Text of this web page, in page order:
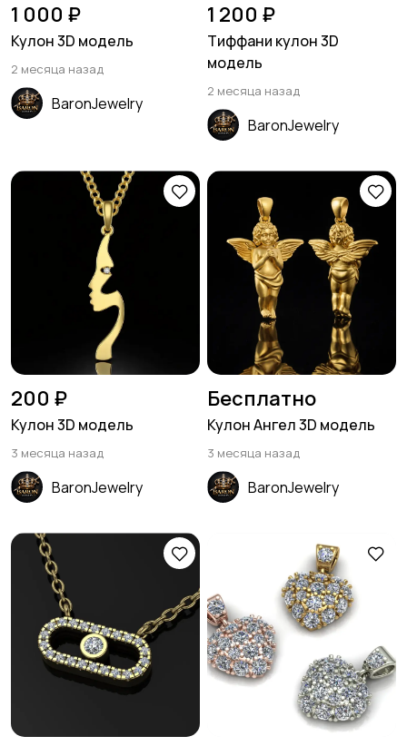
1 000 ₽
Кулон 3D модель
2 месяца назад
BaronJewelry
1 200 ₽
Тиффани кулон 3D
модель
2 месяца назад
BaronJewelry
200 ₽
Кулон 3D модель
3 месяца назад
BaronJewelry
Бесплатно
Кулон Ангел 3D модель
3 месяца назад
BaronJewelry